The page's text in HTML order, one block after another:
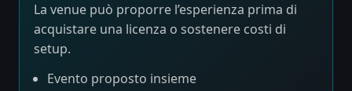
La venue può proporre l’esperienza prima di
acquistare una licenza o sostenere costi di
setup.
Evento proposto insieme